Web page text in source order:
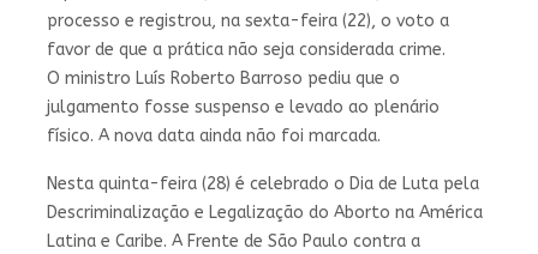
processo e registrou, na sexta-feira (22), o voto a
favor de que a prática não seja considerada crime.
O ministro Luís Roberto Barroso pediu que o
julgamento fosse suspenso e levado ao plenário
físico. A nova data ainda não foi marcada.
Nesta quinta-feira (28) é celebrado o Dia de Luta pela
Descriminalização e Legalização do Aborto na América
Latina e Caribe. A Frente de São Paulo contra a